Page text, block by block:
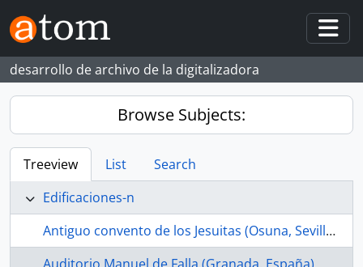
Skip to main content
desarrollo de archivo de la digitalizadora
Browse Subjects:
Treeview List
Search
Edificaciones-n
Antiguo convento de los Jesuitas (Osuna, Sevilla, España, s. XVII-)